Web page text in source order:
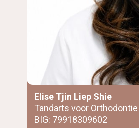
Elise Tjin Liep Shie​
Tandarts voor Orthodontie
BIG: 79918309602